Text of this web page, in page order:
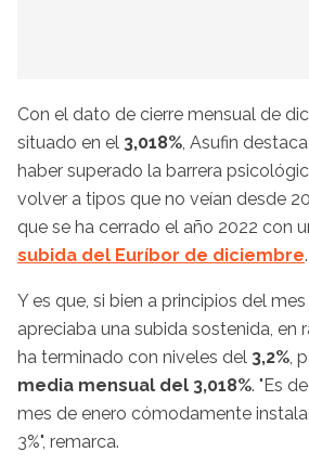
Con el dato de cierre mensual de
situado en el 3,018%, Asufin
haber superado la barrera
volver a tipos que no veían desde
que se ha cerrado el año 2022 con
subida del Euríbor de diciembre.
Y es que, si bien a principios del
apreciaba una subida sostenida, en
ha terminado con niveles del 3,2%,
media mensual del 3,018%. "Es
mes de enero cómodamente
3%", remarca.